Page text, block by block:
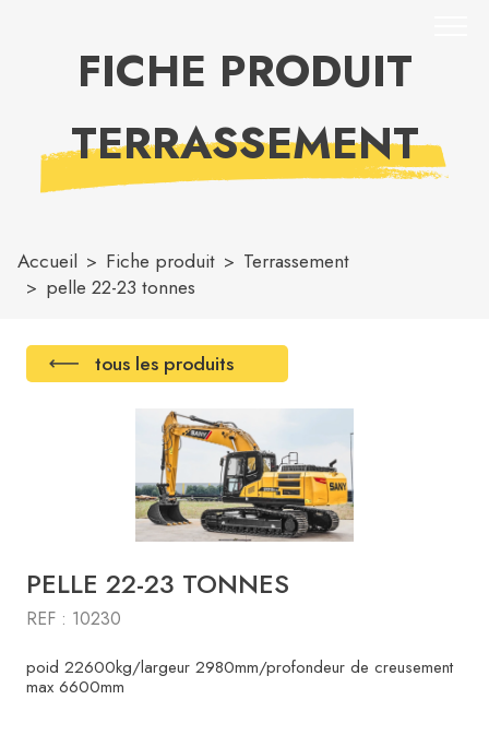
FICHE PRODUIT
TERRASSEMENT
Accueil Fiche produit
Terrassement
pelle 22-23 tonnes
tous les produits
PELLE 22-23 TONNES
REF : 10230
poid 22600kg/largeur 2980mm/profondeur de creusement
max 6600mm